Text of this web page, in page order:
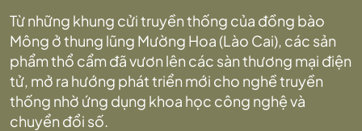
Từ những khung cửi truyền thống của đồng bào
Mông ở thung lũng Mường Hoa (Lào Cai), các sản
phẩm thổ cẩm đã vươn lên các sàn thương mại điện
tử, mở ra hướng phát triển mới cho nghề truyền
thống nhờ ứng dụng khoa học công nghệ và
chuyển đổi số.